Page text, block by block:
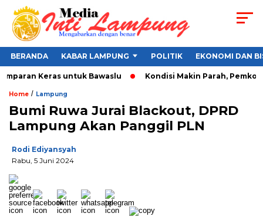
BERANDA KABAR LAMPUNG POLITIK EKONOMI DAN
Keras untuk Bawaslu Kondisi Makin Parah, Pemkot
Home / Lampung
Bumi Ruwa Jurai Blackout, DPRD
Lampung Akan Panggil PLN
Rodi Ediyansyah
Rabu, 5 Juni 2024